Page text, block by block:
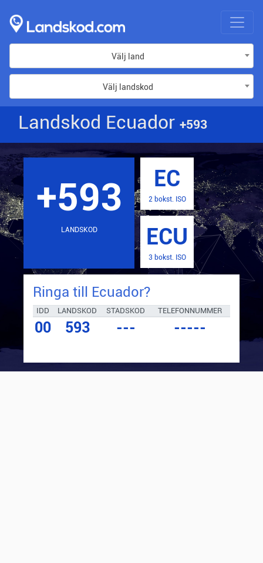
Välj land
Välj landskod
Landskod Ecuador +593
+593
LANDSKOD
EC
2 bokst. ISO
ECU
3 bokst. ISO
Ringa till Ecuador?
IDD LANDSKOD STADSKOD TELEFONNUMMER
00 593 --- -----